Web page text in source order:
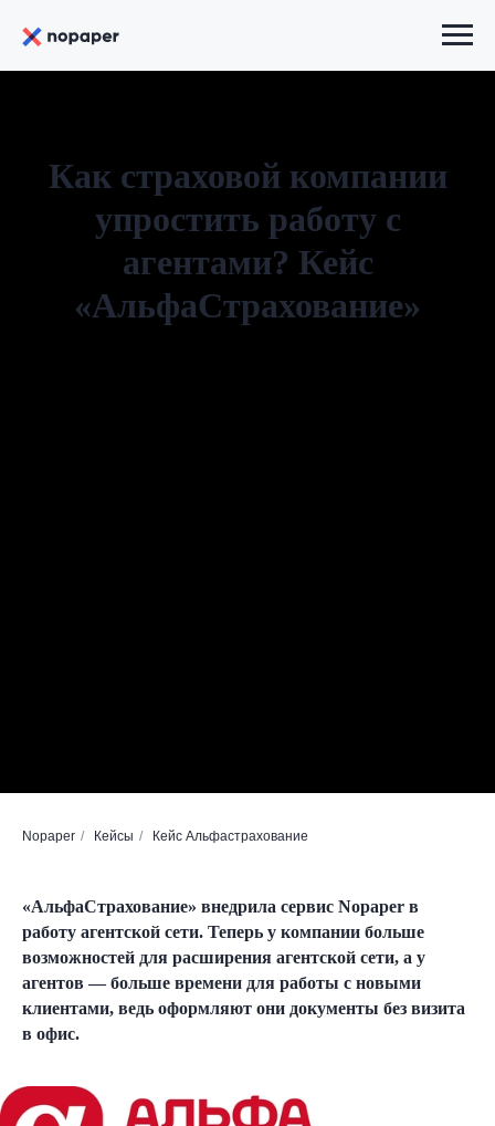
Как страховой компании
упростить работу с
агентами? Кейс
«АльфаСтрахование»
Nopaper / Кейсы / Кейс Альфастрахование
«АльфаСтрахование» внедрила сервис Nopaper в
работу агентской сети. Теперь у компании больше
возможностей для расширения агентской сети, а у
агентов — больше времени для работы с новыми
клиентами, ведь оформляют они документы без визита
в офис.